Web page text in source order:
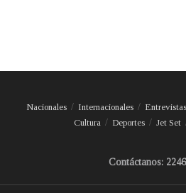
Nacionales Internacionales Entrevistas
Cultura
Deportes Jet Set
Contáctanos: